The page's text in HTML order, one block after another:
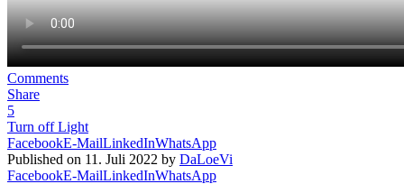
Comments
Share
5
Turn off Light
FacebookE-MailLinkedInWhatsApp
Published on 11. Juli 2022 by DaLoeVi
FacebookE-MailLinkedInWhatsApp